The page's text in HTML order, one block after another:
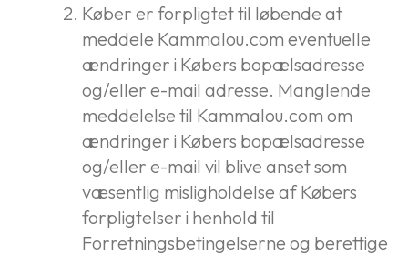
Køber er forpligtet til løbende at
meddele Kammalou.com eventuelle
ændringer i Købers bopælsadresse
og/eller e-mail adresse. Manglende
meddelelse til Kammalou.com om
ændringer i Købers bopælsadresse
og/eller e-mail vil blive anset som
væsentlig misligholdelse af Købers
forpligtelser i henhold til
Forretningsbetingelserne og berettige